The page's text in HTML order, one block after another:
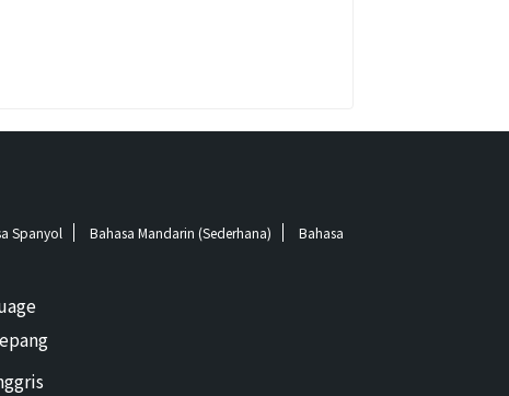
Spanyol Bahasa Mandarin (Sederhana)
Bahasa